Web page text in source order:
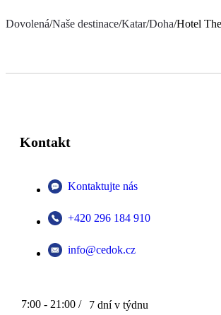
Dovolená/Naše destinace/Katar/Doha/Hotel
Kontakt
Kontaktujte nás
+420 296 184 910
info@cedok.cz
7:00 - 21:00 / 7 dní v týdnu